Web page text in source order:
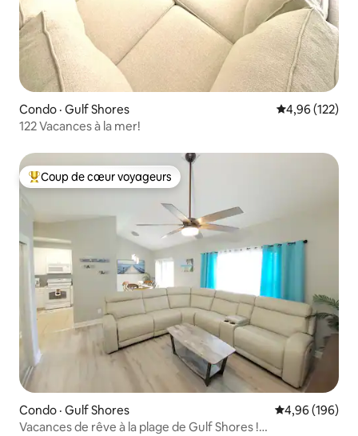
Condo · Gulf Shores Note
4,96 (122)
122 Vacances à la mer!
Coup de cœur voyageurs parmi les plus aimés
Coup de cœur voyageurs
Condo · Gulf Shores Note
4,96 (196)
Vacances de rêve à la plage de Gulf Shores !